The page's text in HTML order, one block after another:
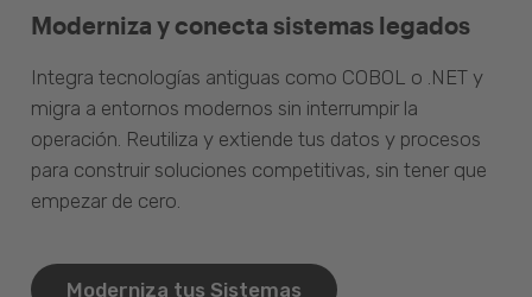
Moderniza y conecta sistemas legados
Integra tecnologías antiguas como COBOL o .NET y
migra a entornos modernos sin interrumpir la
operación. Reutiliza y extiende tus datos y procesos
para construir soluciones competitivas, sin tener que
empezar de cero.
Moderniza tus Sistemas